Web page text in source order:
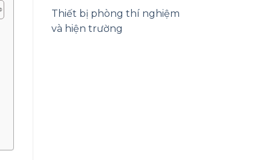
Thiết bị phòng thí nghiệm
và hiện trường